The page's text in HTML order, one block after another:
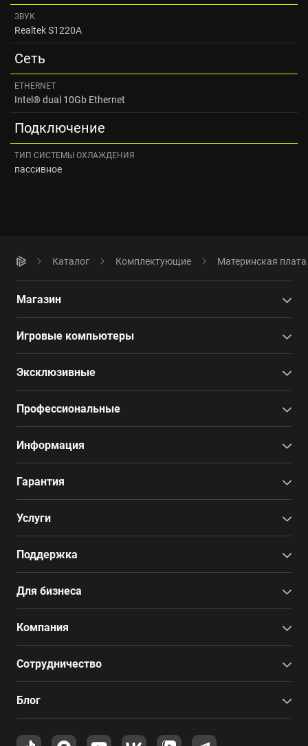
ЗВУК
Realtek S1220A
Сеть
ETHERNET
Intel® dual 10Gb Ethernet
Подключение
ТИП СИСТЕМЫ ОХЛАЖДЕНИЯ
пассивное
Каталог Комплектующие Материнская плата
Магазин
Игровые компьютеры
Эксклюзивные
Профессиональные
Информация
Гарантия
Услуги
Поддержка
Для бизнеса
Компания
Сотрудничество
Блог